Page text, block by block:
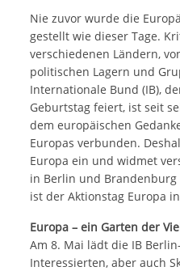
Nie zuvor wurde die
gestellt wie dieser Tage.
verschiedenen Ländern,
politischen Lagern und
Internationale Bund (IB),
Geburtstag feiert, ist seit
dem europäischen
Europas verbunden.
Europa ein und widmet
in Berlin und Brandenburg
ist der Aktionstag Europa
Europa – ein Garten der
Am 8. Mai lädt die IB
Interessierten, aber auch